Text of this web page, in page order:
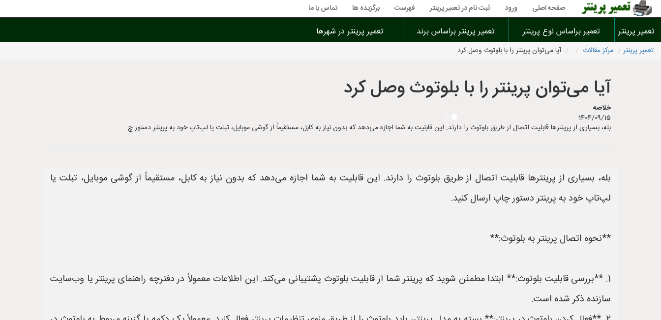
صفحه اصلی ورود ثبت نام در تعمیر پرینتر فهرست برگزیده ها تماس با ما
تعمیر پرینتر تعمیر براساس نوع پرینتر تعمیر پرینتر براساس برند تعمیر پرینتر در شهرها
تعمیر پرینتر مرکز مقالات آیا می‌توان پرینتر را با بلوتوث وصل کرد
آیا می‌توان پرینتر را با بلوتوث وصل کرد
خلاصه
1404/09/15
بله، بسیاری از پرینترها قابلیت اتصال از طریق بلوتوث را دارند. این قابلیت به شما اجازه می‌دهد که بدون نیاز به کابل، مستقیماً از گوشی موبایل، تبلت یا لپ‌تاپ خود به پرینتر دستور چ
بله، بسیاری از پرینترها قابلیت اتصال از طریق بلوتوث را دارند. این قابلیت به شما اجازه می‌دهد که بدون نیاز به کابل، مستقیماً از گوشی موبایل، تبلت یا
لپ‌تاپ خود به پرینتر دستور چاپ ارسال کنید.
**نحوه اتصال پرینتر به بلوتوث:**
1. **بررسی قابلیت بلوتوث:** ابتدا مطمئن شوید که پرینتر شما از قابلیت بلوتوث پشتیبانی می‌کند. این اطلاعات معمولاً در دفترچه راهنمای پرینتر یا وب‌سایت
سازنده ذکر شده است.